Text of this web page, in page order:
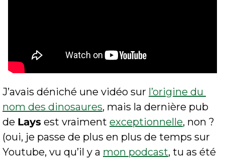
J’avais déniché une vidéo sur l’origine du
nom des dinosaures, mais la dernière pub
de Lays est vraiment exceptionnelle, non ?
(oui, je passe de plus en plus de temps sur
Youtube, vu qu’il y a mon podcast, tu as été